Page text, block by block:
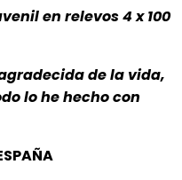
en relevos 4 x 100
de la vida,
lo he hecho con